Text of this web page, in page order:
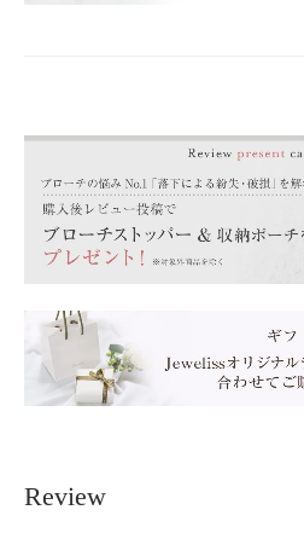
Review